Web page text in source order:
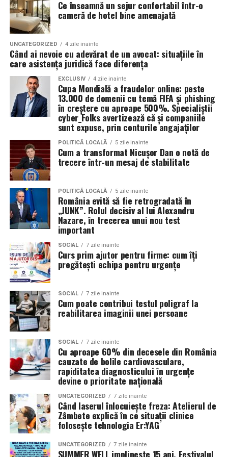
reducerea uzurii la pornire.
Valoarea 30 indică comportamentul uleiului la
temperatura normală de funcționare a motorului.
Rezultatul este un echilibru foarte bun între protecție și
economie de combustibil.
Pentru ce motoare este recomandat Ravenol VMP
USVO 5W30?
ulei de motor RavenolVMP USVO 5W30 este
recomandat pentru numeroase motoare moderne care
necesită un ulei 5W30 cu aprobări OEM specifice.
În funcție de specificațiile constructorului, poate fi
utilizat pe vehicule ale unor mărci precum:
BMW;
Mercedes-Benz;
Volkswagen;
Audi;
Skoda;
Seat;
Porsche;
Opel;
Ford;
Renault și altele.
Compatibilitatea exactă trebuie verificată întotdeauna
în manualul vehiculului sau în documentația tehnică a
producătorului.
Este potrivit pentru motoarele diesel?
Da.
un pas concret în direcția unui ciclu ecologic sustenabil.
În plus, prin alegerea facilităților ecologice,
organizatorii unui eveniment pot reduce semnificativ
impactul negativ asupra mediului în comparație cu
soluțiile tradiționale, care sunt mult mai dăunătoare
pentru natură. Astfel, toaletele ecologice contribuie la
promovarea unui comportament responsabil din punct
de vedere ecologic și ajută la protejarea resurselor
naturale.
Impactul pozitiv asupra imaginii evenimentului
Alegerea unor soluții ecologice, precum tipul ecologic
de toaletă, poate aduce beneficii semnificative imaginii
unui eveniment. Într-o eră în care participanții devin din
ce în ce mai conștienți de problemele de mediu,
organizatorii care aleg să adopte soluții sustenabile, cum
ar fi închirierea toaletelor din gama ecologică, pot
câștiga aprecierea publicului.
Aceasta nu doar că îmbunătățește percepția față de
eveniment, dar poate și atrage mai mulți participanți
care sunt interesați de susținerea unor cauze ecologice.
Promovând un eveniment “verde”, organizatorii pot
atrage atenția asupra angajamentului față de protejarea
mediului și față de responsabilitatea socială.
Participanții vor aprecia cu siguranță faptul că
organizatorii au ales să adopte soluții care protejează
natura. De asemenea, acest lucru poate contribui la
creșterea reputației evenimentului și la creșterea
numărului de participanți în edițiile viitoare.
Confortul participanților
Deși un eveniment verde presupune economii de costuri
și un impact pozitiv asupra mediului, nu trebuie să se
Ce înseamnă un sejur confortabil într-o
cameră de hotel bine amenajată
UNCATEGORIZED 4 zile inainte
Când ai nevoie cu adevărat de un avocat: situațiile în
care asistența juridică face diferența
EXCLUSIV 4 zile inainte
Cupa Mondială a fraudelor online: peste
13.000 de domenii cu temă FIFA și phishing
în creștere cu aproape 500%. Specialiștii
cyber_Folks avertizează că și companiile
sunt expuse, prin conturile angajaților
POLITICĂ LOCALĂ 5 zile inainte
Cum a transformat Nicușor Dan o notă de
trecere într-un mesaj de stabilitate
POLITICĂ LOCALĂ 5 zile inainte
România evită să fie retrogradată în
„JUNK”. Rolul decisiv al lui Alexandru
Nazare, în trecerea unui nou test
important
SOCIAL 7 zile inainte
Curs prim ajutor pentru firme: cum îți
pregătești echipa pentru urgențe
SOCIAL 7 zile inainte
Cum poate contribui testul poligraf la
reabilitarea imaginii unei persoane
SOCIAL 7 zile inainte
Cu aproape 60% din decesele din România
cauzate de bolile cardiovasculare,
rapiditatea diagnosticului în urgențe
devine o prioritate națională
UNCATEGORIZED 7 zile inainte
Când laserul înlocuiește freza: Atelierul de
Zâmbete explică în ce situații clinice
folosește tehnologia Er:YAG
UNCATEGORIZED 7 zile inainte
SUMMER WELL implineste 15 ani. Festivalul